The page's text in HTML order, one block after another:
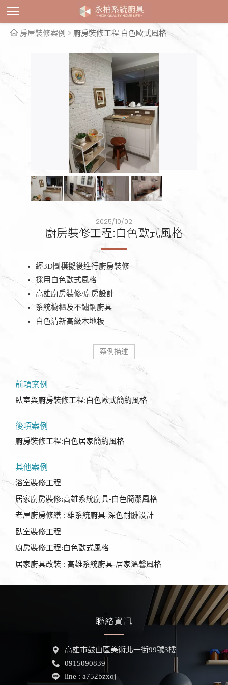
房屋裝修案例 > 廚房裝修工程:白色歐式風格
廚房裝修工程:白色歐式風格
經3D圖模擬後進行廚房裝修
採用白色歐式風格
高雄廚房裝修/廚房設計
系統櫥櫃及不鏽鋼廚具
白色清新高級木地板
案例描述
前項案例
臥室與廚房裝修工程:白色歐式簡約風格
後項案例
廚房裝修工程:白色居家簡約風格
其他案例
浴室裝修工程
居家廚房裝修:高雄系統廚具-白色簡潔風格
老屋廚房修繕 : 雄系統廚具-深色耐髒設計
臥室裝修工程
廚房裝修工程:白色歐式風格
居家廚具改裝 : 高雄系統廚具-居家溫馨風格
聯絡資訊
高雄市鼓山區美術北一街99號3樓
0915090839
line : a752bzxoj